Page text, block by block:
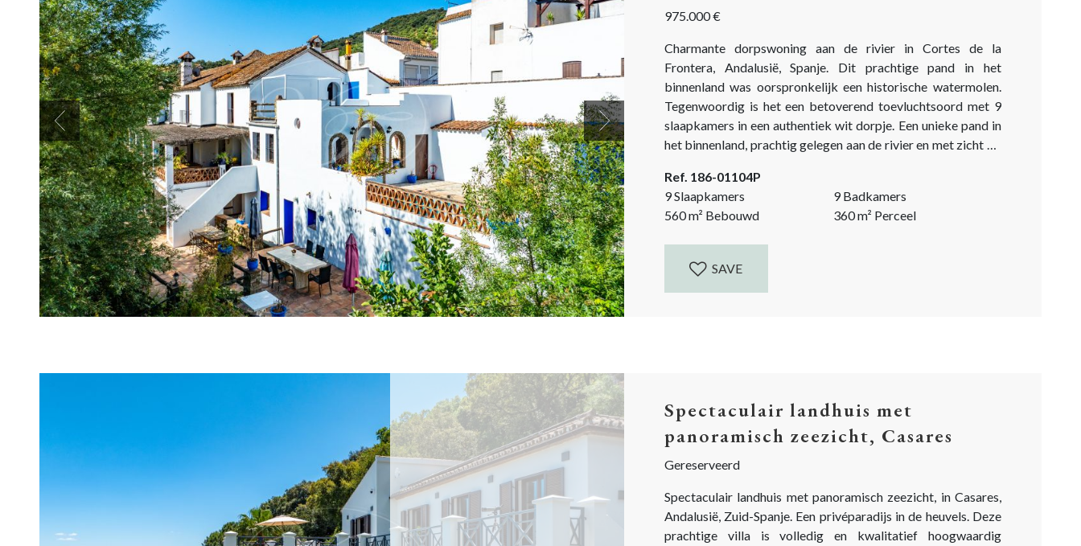
Previous Next
975.000 €
Charmante dorpswoning aan de rivier in Cortes de la
Frontera, Andalusië, Spanje. Dit prachtige pand in het
binnenland was oorspronkelijk een historische watermolen.
Tegenwoordig is het een betoverend toevluchtsoord met 9
slaapkamers in een authentiek wit dorpje. Een unieke pand in
het binnenland, prachtig gelegen aan de rivier en met zicht op
vrienden. Of juist de perfecte plek om je eigen...
Ref. 186-01104P
9 Slaapkamers
9 Badkamers
560m² Bebouwd 360m² Perceel
SAVE
Spectaculair landhuis met
panoramisch zeezicht, Casares
Gereserveerd
Spectaculair landhuis met panoramisch zeezicht, in Casares,
Andalusië, Zuid-Spanje. Een privéparadijs in de heuvels. Deze
prachtige villa is volledig en kwalitatief hoogwaardig